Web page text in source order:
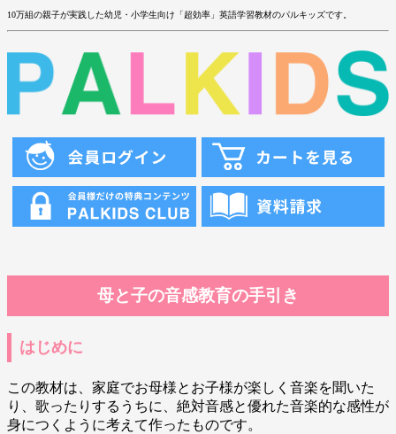
10万組の親子が実践した幼児・小学生向け「超効率」英語学習教材のパルキッズです。
母と子の音感教育の手引き
はじめに
この教材は、家庭でお母様とお子様が楽しく音楽を聞いた
り、歌ったりするうちに、絶対音感と優れた音楽的な感性が
身につくように考えて作ったものです。